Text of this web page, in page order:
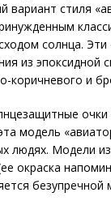
вариант стиля
солнца.
из
коричневого и
модель
людях. Модели
окраска
безупречной